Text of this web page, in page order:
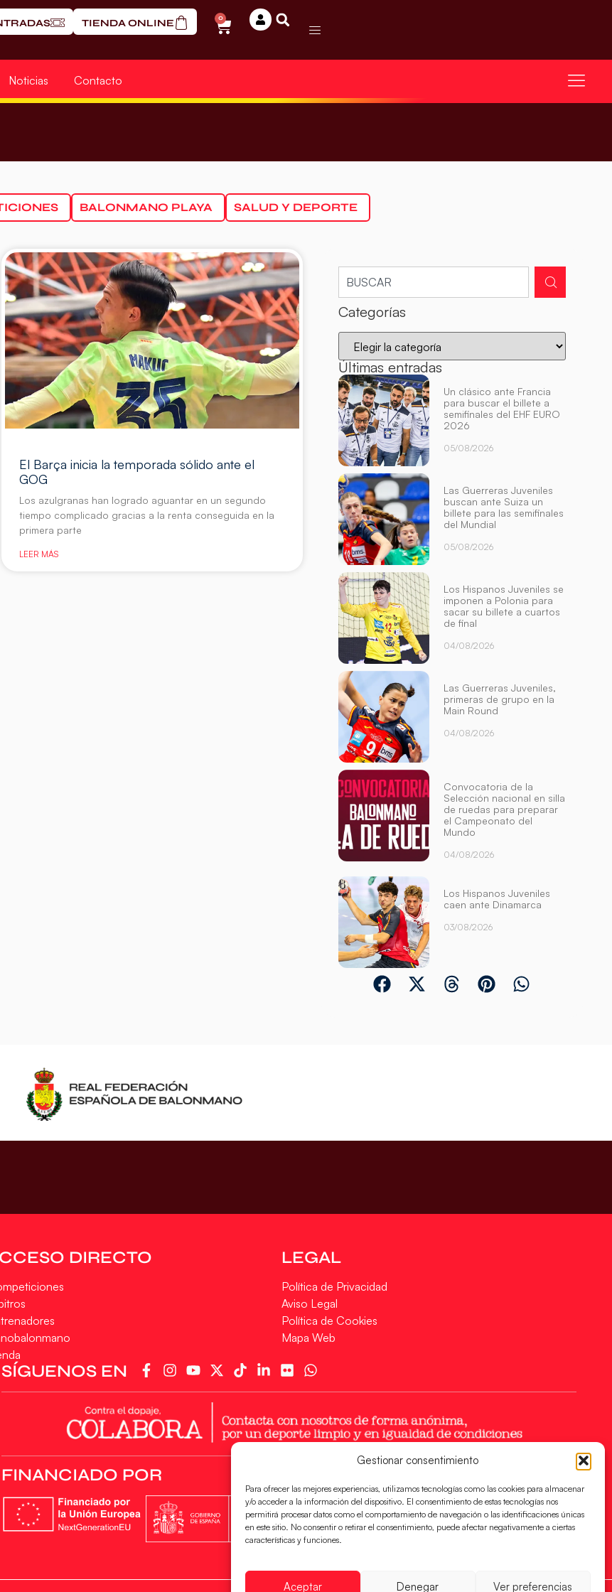
Gestionar consentimiento
Para ofrecer las mejores experiencias, utilizamos tecnologías como las cookies para almacenar
y/o acceder a la información del dispositivo. El consentimiento de estas tecnologías nos
permitirá procesar datos como el comportamiento de navegación o las identificaciones únicas
en este sitio. No consentir o retirar el consentimiento, puede afectar negativamente a ciertas
características y funciones.
Aceptar Denegar Ver preferencias
TIENDA ONLINE 0
Noticias Contacto
BALONMANO PLAYA SALUD Y DEPORTE
El Barça inicia la temporada sólido ante el
GOG
Los azulgranas han logrado aguantar en un segundo
tiempo complicado gracias a la renta conseguida en la
primera parte
LEER MÁS
Categorías
Últimas entradas
Un clásico ante Francia
para buscar el billete a
semifinales del EHF EURO
2026
05/08/2026
Las Guerreras Juveniles
buscan ante Suiza un
billete para las semifinales
del Mundial
05/08/2026
Los Hispanos Juveniles se
imponen a Polonia para
sacar su billete a cuartos
de final
04/08/2026
Las Guerreras Juveniles,
primeras de grupo en la
Main Round
04/08/2026
Convocatoria de la
Selección nacional en silla
de ruedas para preparar
el Campeonato del
Mundo
04/08/2026
Los Hispanos Juveniles
caen ante Dinamarca
03/08/2026
DIRECTO LEGAL
Política de Privacidad
Aviso Legal
Política de Cookies
Mapa Web
SÍGUENOS EN
FINANCIADO POR